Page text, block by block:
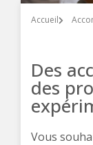
Accueil
Des
des
Vous